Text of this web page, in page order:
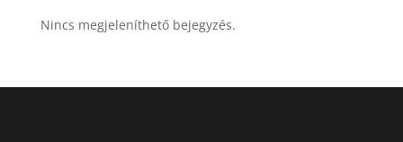
Nincs megjeleníthető bejegyzés.